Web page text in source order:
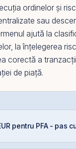
ordinelor și
sau
ajută la
la înțelegerea
corectă a
de piață.
pentru PFA - pas